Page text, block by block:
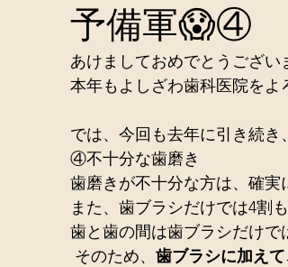
予備軍😱④
あけましておめでとうござい
本年もよしざわ歯科医院をよ
では、今回も去年に引き続き
④不十分な歯磨き
歯磨きが不十分な方は、確実
また、歯ブラシだけでは4割
歯と歯の間は歯ブラシだけで
そのため、 歯ブラシに加え